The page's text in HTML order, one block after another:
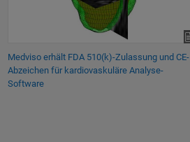
Medviso erhält FDA 510(k)-Zulassung und CE-
Abzeichen für kardiovaskuläre Analyse-
Software